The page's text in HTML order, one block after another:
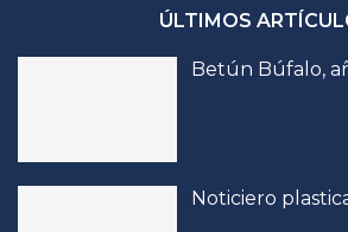
ÚLTIMOS
Betún Búfalo,
Noticiero